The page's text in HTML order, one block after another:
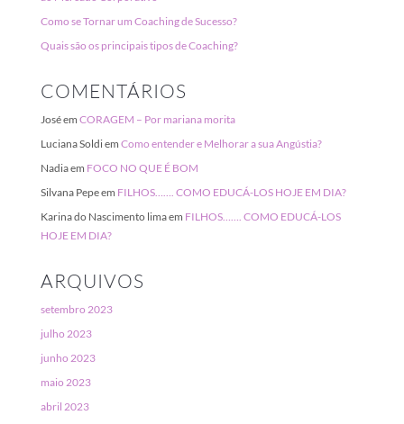
Como se Tornar um Coaching de Sucesso?
Quais são os principais tipos de Coaching?
COMENTÁRIOS
Joséem CORAGEM – Por mariana morita
Luciana Soldiem Como entender e Melhorar a sua Angústia?
Nadiaem FOCO NO QUE É BOM
Silvana Pepeem FILHOS……. COMO EDUCÁ-LOS HOJE EM DIA?
Karina do Nascimento limaem FILHOS……. COMO EDUCÁ-LOS
HOJE EM DIA?
ARQUIVOS
setembro 2023
julho 2023
junho 2023
maio 2023
abril 2023